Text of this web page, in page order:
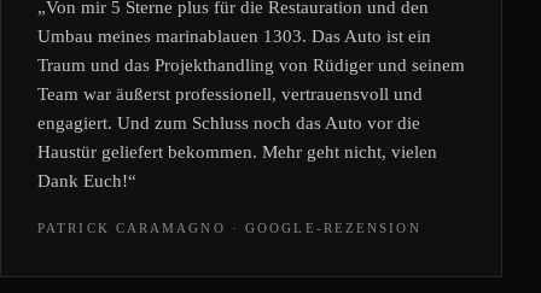
„Von mir 5 Sterne plus für die Restauration und den
Umbau meines marinablauen 1303. Das Auto ist ein
Traum und das Projekthandling von Rüdiger und seinem
Team war äußerst professionell, vertrauensvoll und
engagiert. Und zum Schluss noch das Auto vor die
Haustür geliefert bekommen. Mehr geht nicht, vielen
Dank Euch!“
PATRICK CARAMAGNO · GOOGLE-REZENSION